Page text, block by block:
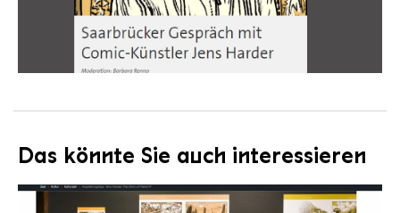
Das könnte Sie auch interessieren